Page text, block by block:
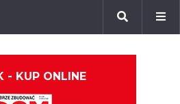
- KUP ONLINE